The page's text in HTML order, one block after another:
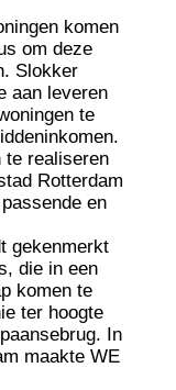
komen
om deze
Slokker
aan leveren
te
te realiseren
Rotterdam
en
gekenmerkt
die in een
komen te
ter hoogte
In
maakte WE